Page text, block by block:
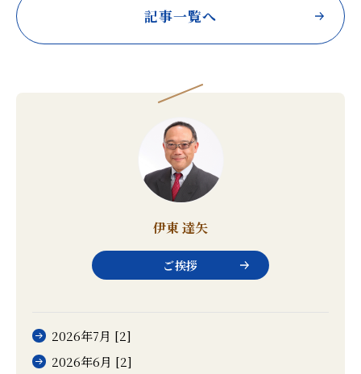
記事一覧へ
伊東 達矢
ご挨拶
2026年7月 [2]
2026年6月 [2]